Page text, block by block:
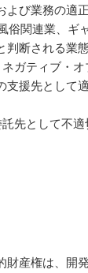
よび業務の適
俗関連業、ギ
判断される業
ガティブ・
支援先として
先として不
財産権は、開